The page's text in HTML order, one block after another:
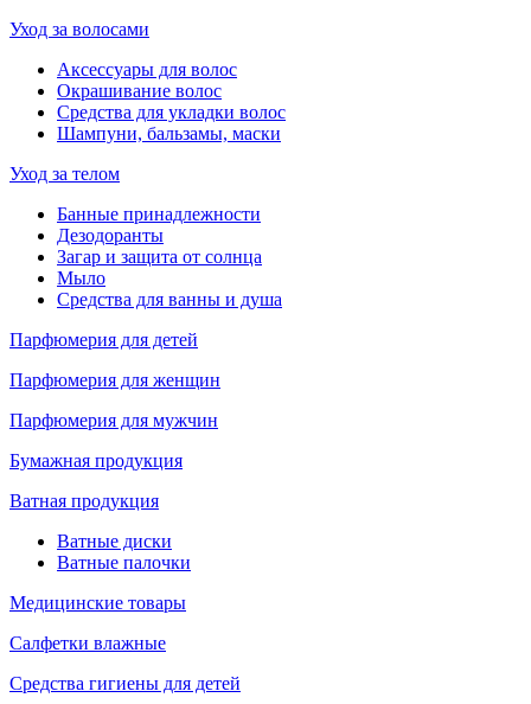
Уход за волосами
Аксессуары для волос
Окрашивание волос
Средства для укладки волос
Шампуни, бальзамы, маски
Уход за телом
Банные принадлежности
Дезодоранты
Загар и защита от солнца
Мыло
Средства для ванны и душа
Парфюмерия для детей
Парфюмерия для женщин
Парфюмерия для мужчин
Бумажная продукция
Ватная продукция
Ватные диски
Ватные палочки
Медицинские товары
Салфетки влажные
Средства гигиены для детей